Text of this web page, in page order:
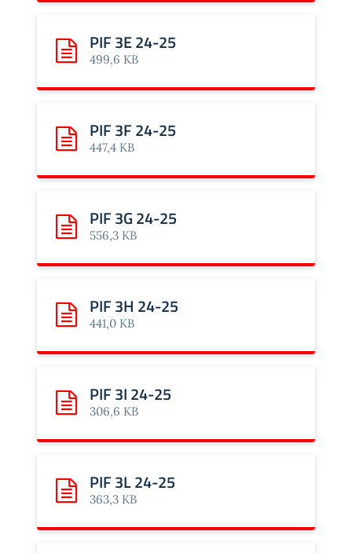
Scarica: PIF 3E 24-25
PIF 3E 24-25
499,6 KB
Scarica: PIF 3F 24-25
PIF 3F 24-25
447,4 KB
Scarica: PIF 3G 24-25
PIF 3G 24-25
556,3 KB
Scarica: PIF 3H 24-25
PIF 3H 24-25
441,0 KB
Scarica: PIF 3I 24-25
PIF 3I 24-25
306,6 KB
Scarica: PIF 3L 24-25
PIF 3L 24-25
363,3 KB